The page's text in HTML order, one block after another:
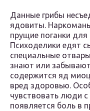
Данные грибы
ядовиты.
прущие поганки
Психоделики едят
специальные
знают или
содержится яд
вред здоровью.
чувствовать люди с
появляется боль в